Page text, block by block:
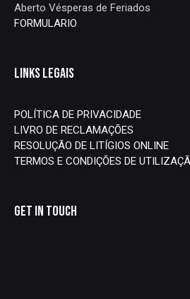
Aberto Vésperas de Feriados
FORMULARIO
LINKS LEGAIS
POLÍTICA DE PRIVACIDADE
LIVRO DE RECLAMAÇÕES
RESOLUÇÃO DE LITÍGIOS ONLINE
TERMOS E CONDIÇÕES DE
GET IN TOUCH